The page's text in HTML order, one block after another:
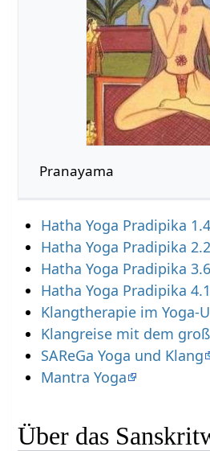
Pranayama
Hatha Yoga Pradipika
Hatha Yoga Pradipika
Hatha Yoga Pradipika
Hatha Yoga Pradipika 4.1
Klangtherapie im Yoga-
Klangreise mit dem
SAReGa Yoga und Klang
Mantra Yoga
Über das